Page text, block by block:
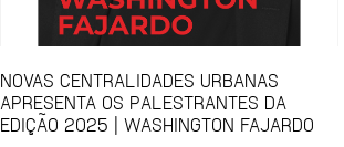
NOVAS CENTRALIDADES URBANAS
APRESENTA OS PALESTRANTES DA
EDIÇÃO 2025 | WASHINGTON FAJARDO